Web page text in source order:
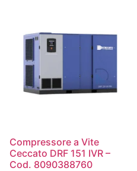
Compressore a Vite
Ceccato DRF 151 IVR –
Cod. 8090388760